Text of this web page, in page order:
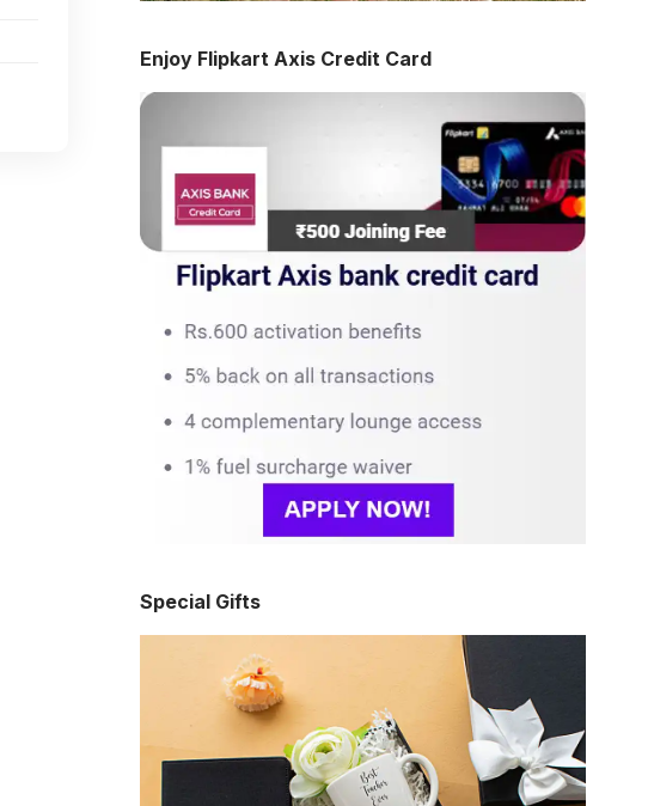
Enjoy Flipkart Axis Credit Card
Special Gifts